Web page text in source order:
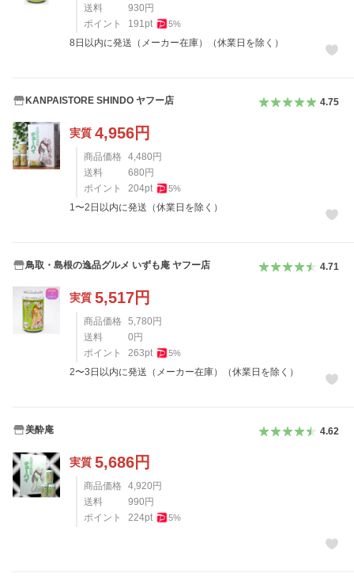
送料
930 円
ポイント
191pt 5%
8日以内に発送（メーカー在庫）（休業日を除く）
KANPAISTORE SHINDO ヤフー店 4.75
実質 4,956円
商品価格 4,480 円
送料
680 円
ポイント
204pt 5%
1〜2日以内に発送（休業日を除く）
鳥取・島根の逸品グルメ いずも庵 ヤフー店 4.71
実質 5,517円
商品価格 5,780 円
送料
0 円
ポイント
263pt 5%
2〜3日以内に発送（メーカー在庫）（休業日を除く）
美酔庵 4.62
実質 5,686円
商品価格 4,920 円
送料
990 円
ポイント
224pt 5%